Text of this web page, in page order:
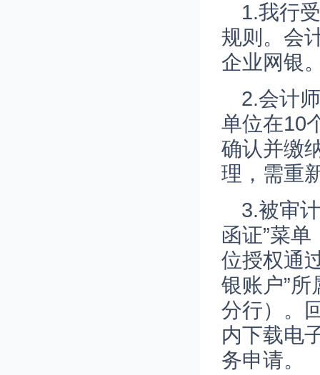
1.我行
规则。会
企业网银
2.会计
单位在10
确认并缴
理，需重
3.被审
函证”菜
位授权通
银账户”
分行）。
内下载电
务申请。